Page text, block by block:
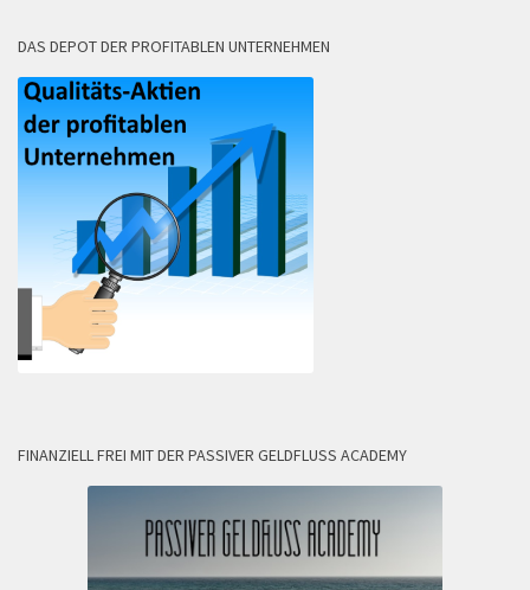
DAS DEPOT DER PROFITABLEN UNTERNEHMEN
FINANZIELL FREI MIT DER PASSIVER GELDFLUSS ACADEMY